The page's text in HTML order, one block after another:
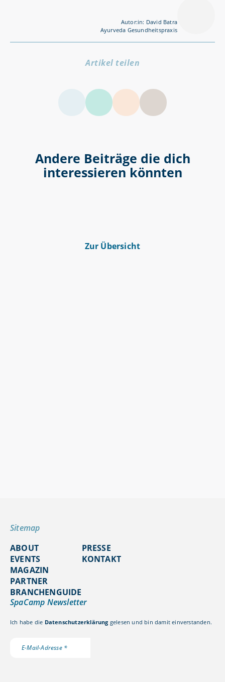
Autor:in: David Batra
Ayurveda Gesundheitspraxis
Artikel teilen
LinkedIn
Facebook
Twitter
Andere Beiträge die dich
interessieren könnten
Zur Übersicht
Sitemap
ABOUT
EVENTS
MAGAZIN
PARTNER
BRANCHENGUIDE
PRESSE
KONTAKT
SpaCamp Newsletter
Ich habe die Datenschutzerklärung gelesen und bin damit einverstanden.